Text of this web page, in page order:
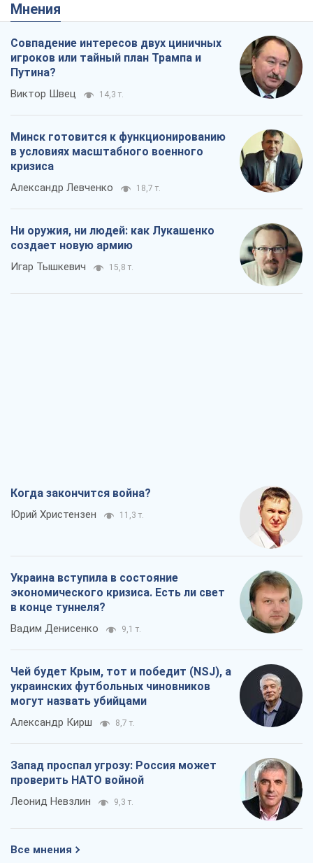
Мнения
Совпадение интересов двух циничных
игроков или тайный план Трампа и
Путина?
Виктор Швец 14,3 т.
Минск готовится к функционированию
в условиях масштабного военного
кризиса
Александр Левченко 18,7 т.
Ни оружия, ни людей: как Лукашенко
создает новую армию
Игар Тышкевич 15,8 т.
Когда закончится война?
Юрий Христензен 11,3 т.
Украина вступила в состояние
экономического кризиса. Есть ли свет
в конце туннеля?
Вадим Денисенко 9,1 т.
Чей будет Крым, тот и победит (NSJ), а
украинских футбольных чиновников
могут назвать убийцами
Александр Кирш 8,7 т.
Запад проспал угрозу: Россия может
проверить НАТО войной
Леонид Невзлин 9,3 т.
Все мнения